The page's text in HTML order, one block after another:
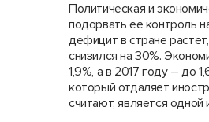
Политическая и
подорвать ее контроль
дефицит в стране
снизился на 30%.
1,9%, а в 2017 году – до
который отдаляет
считают, является